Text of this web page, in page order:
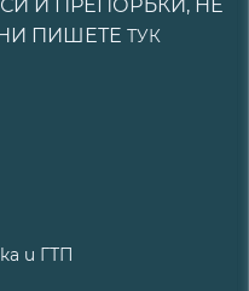
И ПРЕПОРЪКИ, НЕ
ПИШЕТЕ ТУК
и ГТП